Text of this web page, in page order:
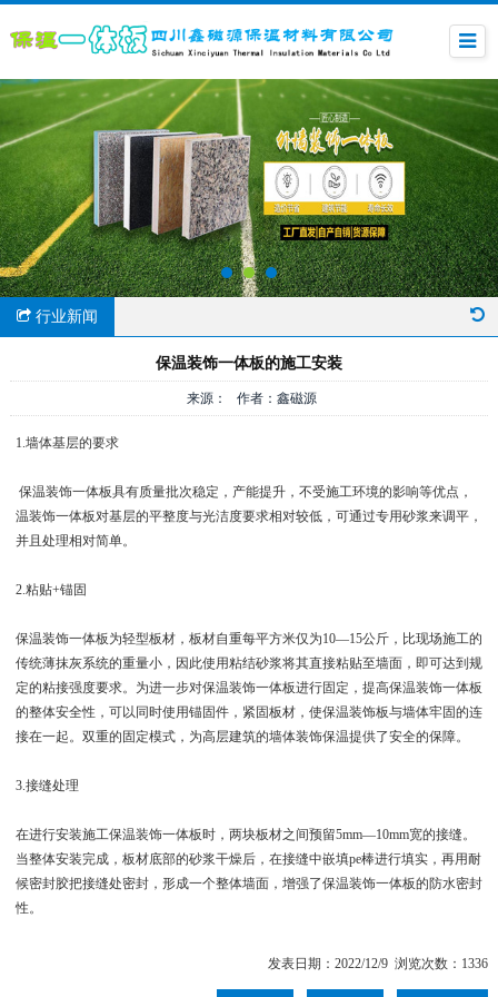
行业新闻
保温装饰一体板的施工安装
来源： 作者：鑫磁源
1.墙体基层的要求
保温装饰一体板具有质量批次稳定，产能提升，不受施工环境的影响等优点，
温装饰一体板对基层的平整度与光洁度要求相对较低，可通过专用砂浆来调平，
并且处理相对简单。
2.粘贴+锚固
保温装饰一体板为轻型板材，板材自重每平方米仅为10—15公斤，比现场施工的
传统薄抹灰系统的重量小，因此使用粘结砂浆将其直接粘贴至墙面，即可达到规
定的粘接强度要求。为进一步对保温装饰一体板进行固定，提高保温装饰一体板
的整体安全性，可以同时使用锚固件，紧固板材，使保温装饰板与墙体牢固的连
接在一起。双重的固定模式，为高层建筑的墙体装饰保温提供了安全的保障。
3.接缝处理
在进行安装施工保温装饰一体板时，两块板材之间预留5mm—10mm宽的接缝。
当整体安装完成，板材底部的砂浆干燥后，在接缝中嵌填pe棒进行填实，再用耐
候密封胶把接缝处密封，形成一个整体墙面，增强了保温装饰一体板的防水密封
性。
发表日期：2022/12/9 浏览次数：1336